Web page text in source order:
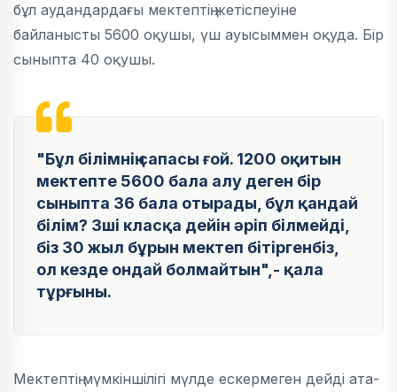
бұл аудандардағы мектептің жетіспеуіне
байланысты 5600 оқушы, үш ауысыммен оқуда. Бір
сыныпта 40 оқушы.
"Бұл білімнің сапасы ғой. 1200 оқитын
мектепте 5600 бала алу деген бір
сыныпта 36 бала отырады, бұл қандай
білім? 3ші класқа дейін әріп білмейді,
біз 30 жыл бұрын мектеп бітіргенбіз,
ол кезде ондай болмайтын",- қала
тұрғыны.
Мектептің мүмкіншілігі мүлде ескермеген дейді ата-